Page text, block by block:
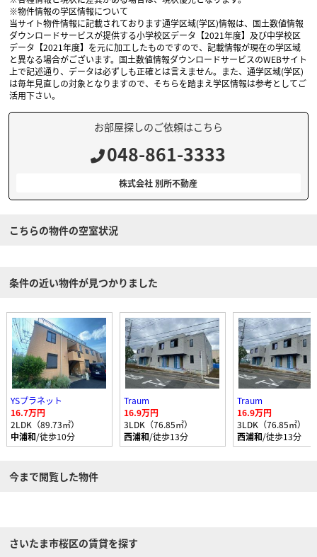
※物件情報の学区情報について
当サイト物件情報に記載されております通学区域(学区)情報は、国土数値情報
ダウンロードサービスが提供する小学校区データ【2021年度】及び中学校区
データ【2021年度】を元に加工したものですので、記載情報が現在の学区域
と異なる場合がございます。国土数値情報ダウンロードサービスのWEBサイト
上で記述通り、データは必ずしも正確とは言えません。また、通学区域(学区)
は毎年見直しの対象となりますので、そちらを踏まえ学区情報は参考としてご
活用下さい。
お部屋探しのご依頼はこちら
048-861-3333
株式会社 別所不動産
こちらの物件の空室状況
条件の近い物件が見つかりました
YSプラネット
16.7万円
2LDK（89.73㎡）
中浦和/徒歩10分
Traum
16.9万円
3LDK（76.85㎡）
西浦和/徒歩13分
Traum
16.9万円
3LDK（76.85㎡）
西浦和/徒歩13分
今まで閲覧した物件
さいたま市桜区の賃貸を探す